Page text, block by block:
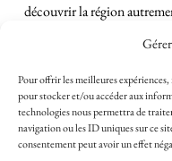
Pour offrir les meilleures
pour stocker et/ou accéder aux
technologies nous permettra de
navigation ou les ID uniques sur ce
consentement peut avoir un effet
découvrir la région
Rochelle, tenu par une
soyez Rochelais·e ou de
articles vous aideront à